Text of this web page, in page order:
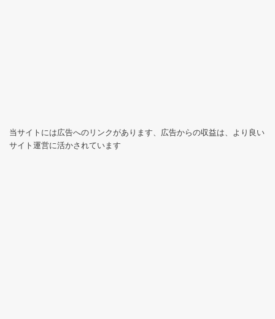
当サイトには広告へのリンクがあります、広告からの収益は、より良い
サイト運営に活かされています